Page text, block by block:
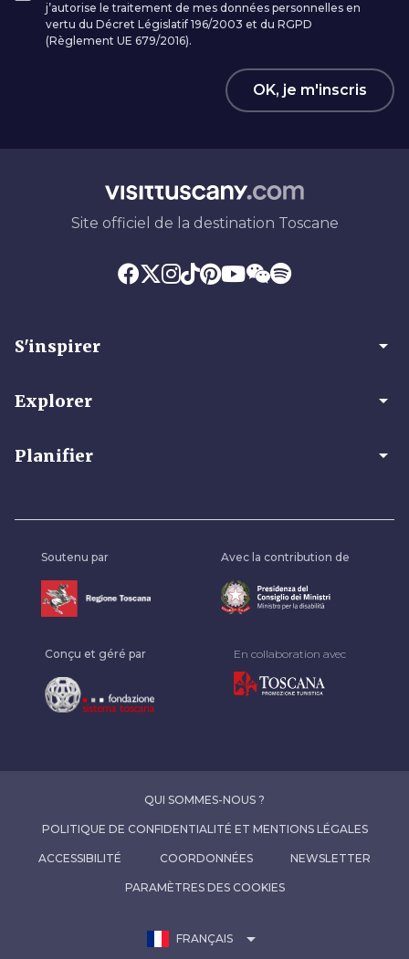
j’autorise le traitement de mes données personnelles en
vertu du Décret Législatif 196/2003 et du RGPD
(Règlement UE 679/2016).
OK, je m'inscris
Site officiel de la destination Toscane
S'inspirer arrow_drop_down
Explorer arrow_drop_down
Planifier arrow_drop_down
Soutenu par Avec la contribution de
Conçu et géré par En collaboration avec
QUI SOMMES-NOUS ?
POLITIQUE DE CONFIDENTIALITÉ ET MENTIONS LÉGALES
ACCESSIBILITÉ COORDONNÉES NEWSLETTER
PARAMÈTRES DES COOKIES
FRANÇAIS arrow_drop_down